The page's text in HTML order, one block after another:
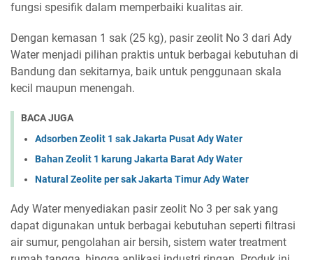
fungsi spesifik dalam memperbaiki kualitas air.
Dengan kemasan 1 sak (25 kg), pasir zeolit No 3 dari Ady
Water menjadi pilihan praktis untuk berbagai kebutuhan di
Bandung dan sekitarnya, baik untuk penggunaan skala
kecil maupun menengah.
BACA JUGA
Adsorben Zeolit 1 sak Jakarta Pusat Ady Water
Bahan Zeolit 1 karung Jakarta Barat Ady Water
Natural Zeolite per sak Jakarta Timur Ady Water
Ady Water menyediakan pasir zeolit No 3 per sak yang
dapat digunakan untuk berbagai kebutuhan seperti filtrasi
air sumur, pengolahan air bersih, sistem water treatment